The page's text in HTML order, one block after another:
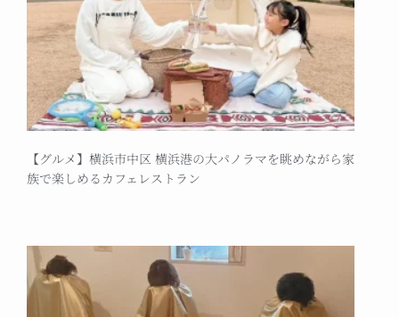
【グルメ】横浜市中区 横浜港の大パノラマを眺めながら家
族で楽しめるカフェレストラン